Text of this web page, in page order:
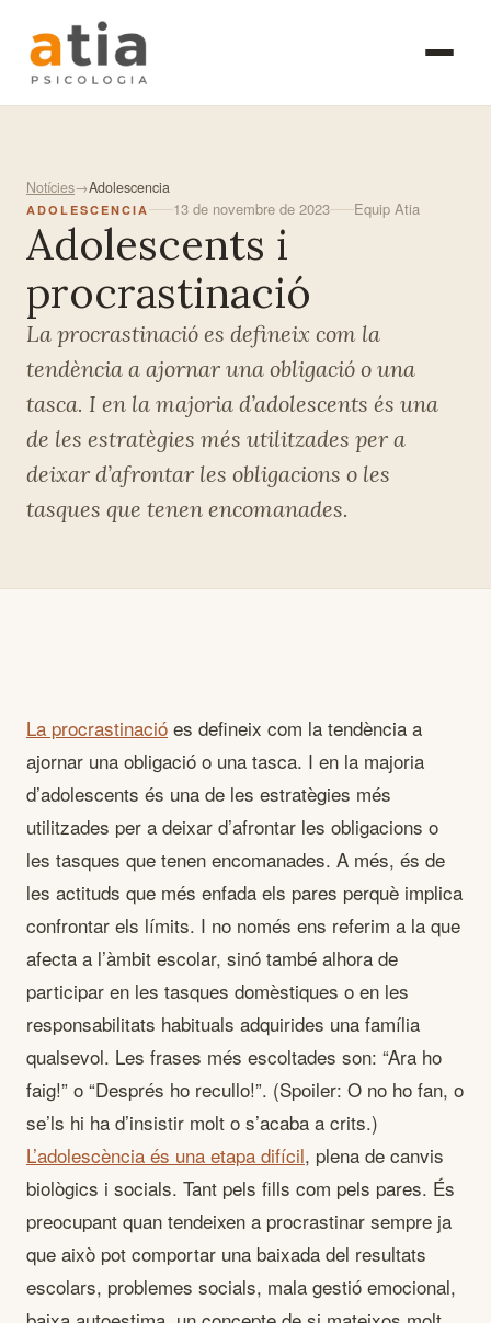
main
Psicoteràpia individual
Teràpia de parella
Atenció a la dona
Atenció a la vellesa
Notícies→Adolescencia
ADOLESCENCIA 13 de novembre de 2023 Equip Atia
Adolescents i
procrastinació
La procrastinació es defineix com la
tendència a ajornar una obligació o una
tasca. I en la majoria d’adolescents és una
de les estratègies més utilitzades per a
deixar d’afrontar les obligacions o les
tasques que tenen encomanades.
La procrastinació es defineix com la tendència a
ajornar una obligació o una tasca. I en la majoria
d’adolescents és una de les estratègies més
utilitzades per a deixar d’afrontar les obligacions o
les tasques que tenen encomanades. A més, és de
les actituds que més enfada els pares perquè implica
confrontar els límits. I no només ens referim a la que
afecta a l’àmbit escolar, sinó també alhora de
participar en les tasques domèstiques o en les
responsabilitats habituals adquirides una família
qualsevol. Les frases més escoltades son: “Ara ho
faig!” o “Després ho recullo!”. (Spoiler: O no ho fan, o
se’ls hi ha d’insistir molt o s’acaba a crits.)
L’adolescència és una etapa difícil, plena de canvis
biològics i socials. Tant pels fills com pels pares. És
preocupant quan tendeixen a procrastinar sempre ja
que això pot comportar una baixada del resultats
escolars, problemes socials, mala gestió emocional,